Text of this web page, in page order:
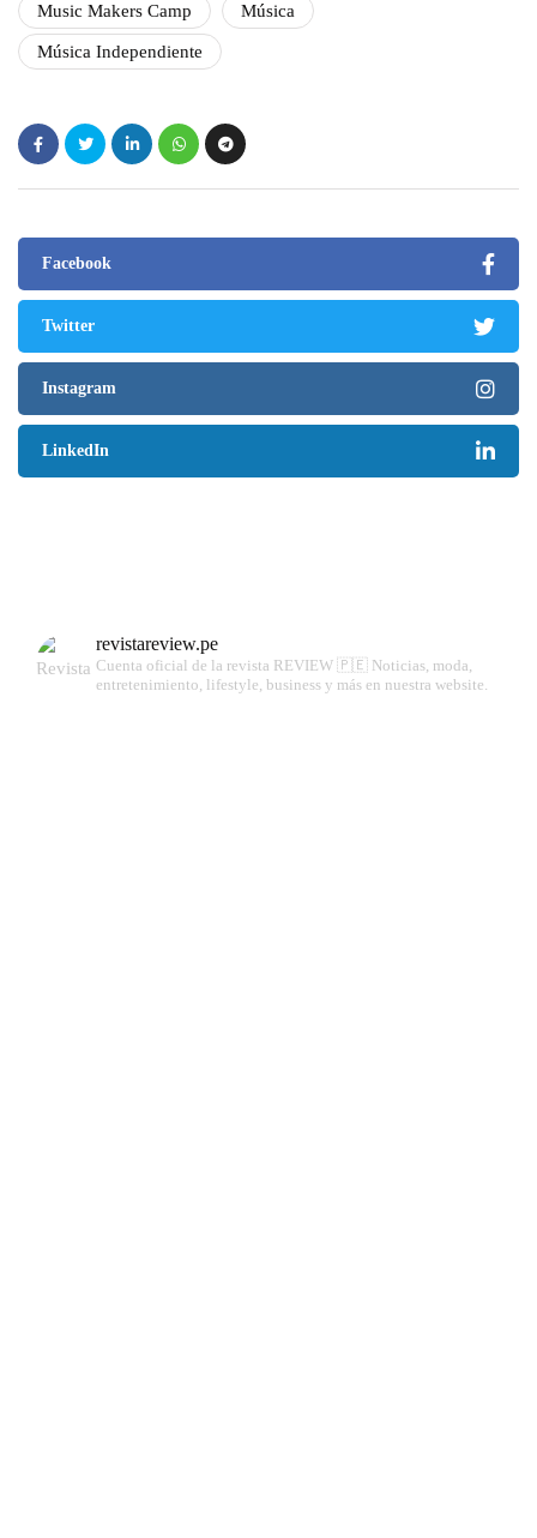
Music Makers Camp Música
Música Independiente
Facebook
Twitter
Instagram
LinkedIn
revistareview.pe
Cuenta oficial de la revista REVIEW 🇵🇪 Noticias, moda,
entretenimiento, lifestyle, business y más en nuestra website.